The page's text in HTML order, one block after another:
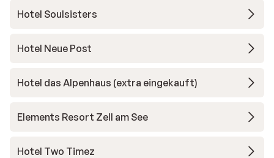
Hotel Soulsisters
Hotel Neue Post
Hotel das Alpenhaus (extra eingekauft)
Elements Resort Zell am See
Hotel Two Timez